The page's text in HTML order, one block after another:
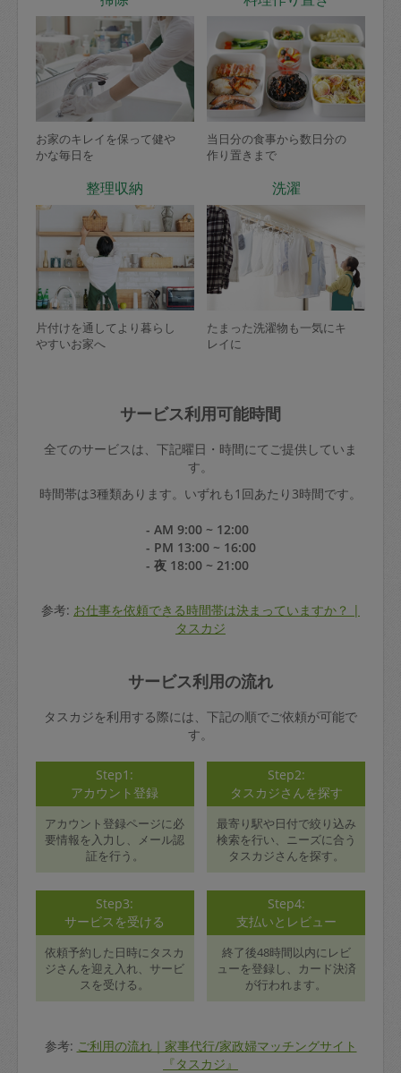
お家のキレイを保って健や
かな毎日を
当日分の食事から数日分の
作り置きまで
整理収納
片付けを通してより暮らし
やすいお家へ
洗濯
たまった洗濯物も一気にキ
レイに
サービス利用可能時間
全てのサービスは、下記曜日・時間にてご提供していま
す。
時間帯は3種類あります。いずれも1回あたり3時間です。
- AM 9:00 ~ 12:00
- PM 13:00 ~ 16:00
- 夜 18:00 ~ 21:00
参考: お仕事を依頼できる時間帯は決まっていますか？ |
タスカジ
サービス利用の流れ
タスカジを利用する際には、下記の順でご依頼が可能で
す。
Step1:
アカウント登録
アカウント登録ページに必
要情報を入力し、メール認
証を行う。
Step2:
タスカジさんを探す
最寄り駅や日付で絞り込み
検索を行い、ニーズに合う
タスカジさんを探す。
Step3:
サービスを受ける
依頼予約した日時にタスカ
ジさんを迎え入れ、サービ
スを受ける。
Step4:
支払いとレビュー
終了後48時間以内にレビ
ューを登録し、カード決済
が行われます。
参考: ご利用の流れ｜家事代行/家政婦マッチングサイト
『タスカジ』